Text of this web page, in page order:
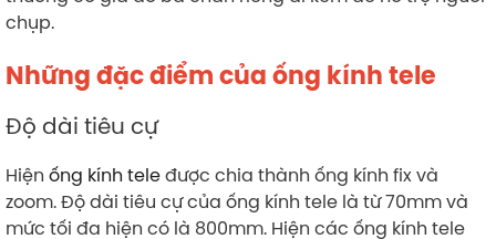
chụp.
Những đặc điểm của ống kính tele
Độ dài tiêu cự
Hiện ống kính teleđược chia thành ống kính fix và
zoom. Độ dài tiêu cự của ống kính tele là từ 70mm và
mức tối đa hiện có là 800mm. Hiện các ống kính tele